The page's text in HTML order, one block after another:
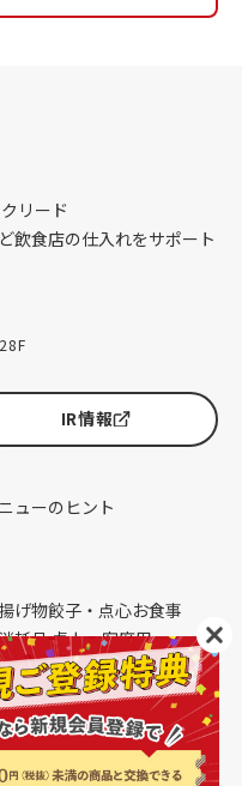
リード
飲食店の仕入れをサポート
IR情報
ューのヒント
揚げ物餃子・点心お食事
耗品 卓上・客席用
ネス生鮮品（配送便限定）
て
ガイド会社概要